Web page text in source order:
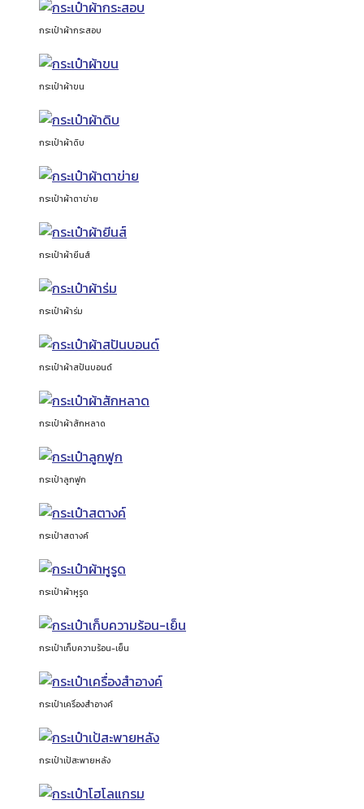
กระเป๋าผ้ากระสอบ
กระเป๋าผ้าขน
กระเป๋าผ้าดิบ
กระเป๋าผ้าตาข่าย
กระเป๋าผ้ายีนส์
กระเป๋าผ้าร่ม
กระเป๋าผ้าสปันบอนด์
กระเป๋าผ้าสักหลาด
กระเป๋าลูกฟูก
กระเป๋าสตางค์
กระเป๋าผ้าหูรูด
กระเป๋าเก็บความร้อน-เย็น
กระเป๋าเครื่องสำอางค์
กระเป๋าเป้สะพายหลัง